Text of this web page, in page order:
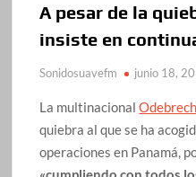
A pesar de la
insiste en
Sonidosuavefm junio 18,
La multinacional
quiebra al que se ha
operaciones en Panamá,